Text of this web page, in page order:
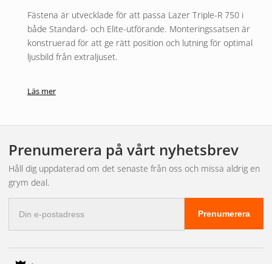
Fästena är utvecklade för att passa Lazer Triple-R 750 i
både Standard- och Elite-utförande. Monteringssatsen är
konstruerad för att ge rätt position och lutning för optimal
ljusbild från extraljuset.
bilmodell monteringssatsen är avsedd för.
Monteringssatsen är utformad för att göra installationen så
enkel som möjligt. Den monteras i bilens front och fungerar
tillsammans med Lazer Triple-R 750 ljusramper utan att
påverka bilens originalkomponenter mer än nödvändigt.
Läs mer
Prenumerera på vårt nyhetsbrev
Håll dig uppdaterad om det senaste från oss och missa aldrig en
grym deal.
postadress
Prenumerera